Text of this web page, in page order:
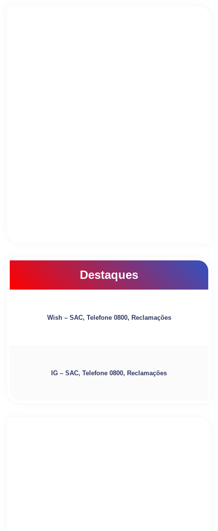
Destaques
Wish – SAC, Telefone 0800, Reclamações
IG – SAC, Telefone 0800, Reclamações